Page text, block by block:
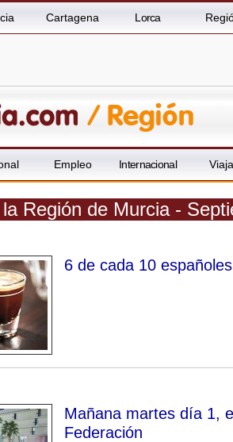
Cartagena Lorca
Empleo Internacional
Región de Murcia -
6 de cada 10
Mañana martes día 1,
Federación